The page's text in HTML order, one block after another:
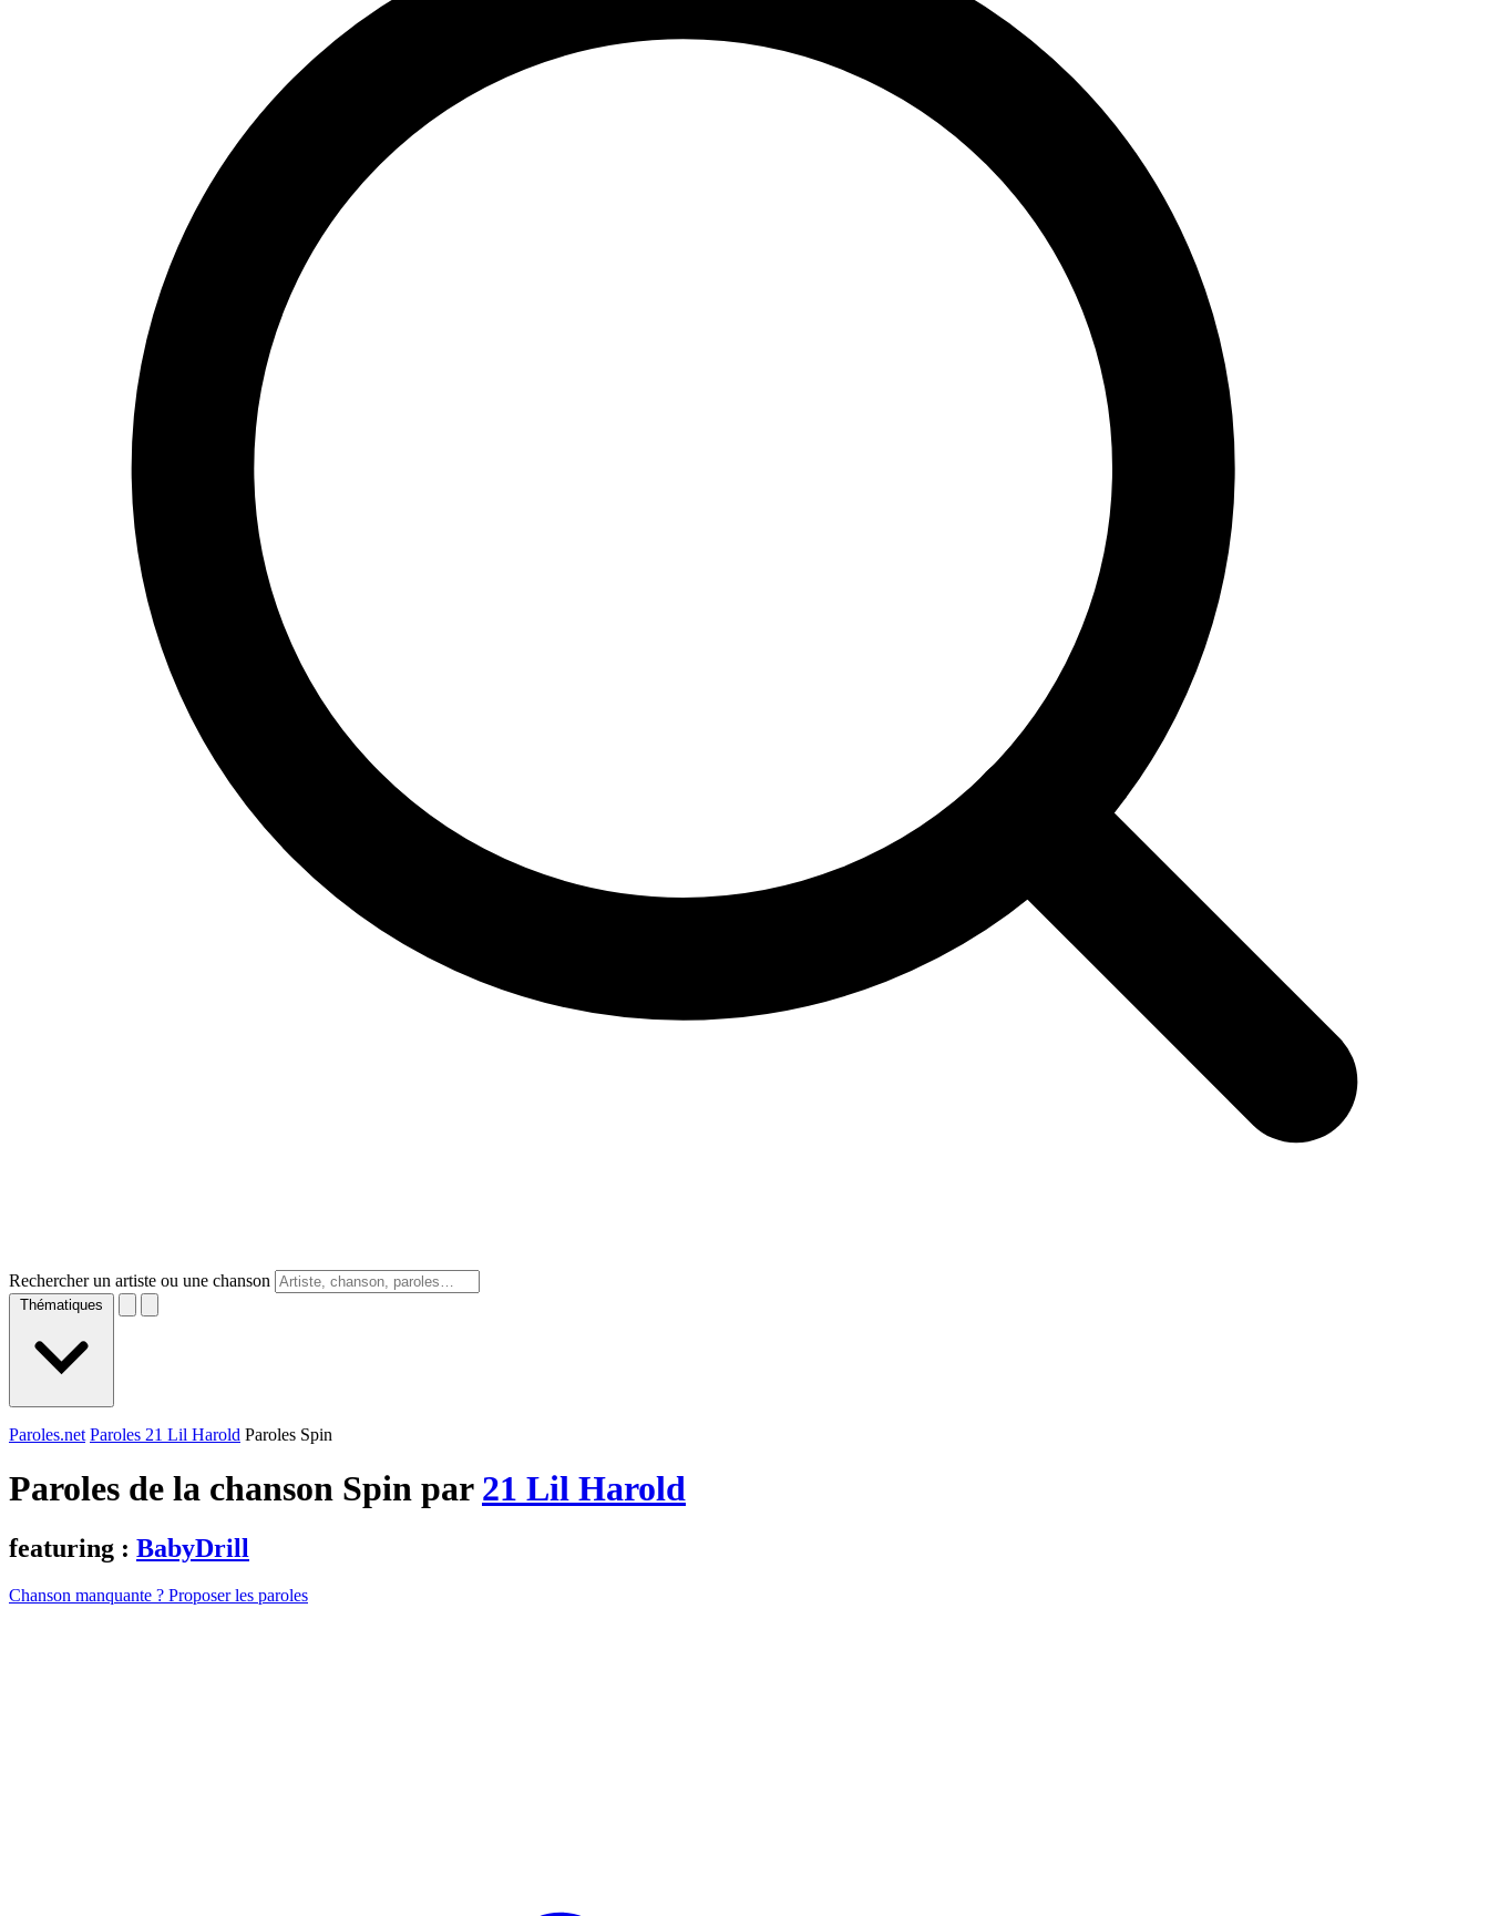
Rechercher un artiste ou une chanson
Thématiques
Paroles.net Paroles 21 Lil Harold Paroles Spin
Paroles de la chanson Spin par 21 Lil Harold
featuring : BabyDrill
Chanson manquante ? Proposer les paroles